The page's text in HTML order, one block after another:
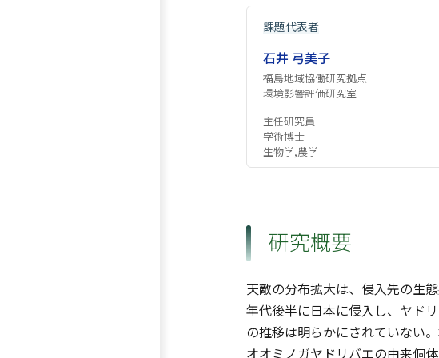
課題代表者
石井 弓美子
福島地域協働研究拠点
環境影響評価研究室
主任研究員
学術博士
生物学,農学
研究概要
天敵の分布拡大は、侵入先の生
年代後半に日本に侵入し、ヤド
の推移は明らかにされていない
オオミノガヤドリバエの由来個